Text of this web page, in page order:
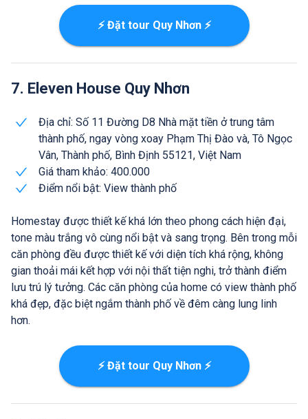
⚡ Đặt tour Quy Nhơn ⚡
7. Eleven House Quy Nhơn
Địa chỉ: Số 11 Đường D8 Nhà mặt tiền ở trung tâm
thành phố, ngay vòng xoay Phạm Thị Đào và, Tô Ngọc
Vân, Thành phố, Bình Định 55121, Việt Nam
Giá tham khảo: 400.000
Điểm nổi bật: View thành phố
Homestay được thiết kế khá lớn theo phong cách hiện đại,
tone màu trắng vô cùng nổi bật và sang trọng. Bên trong mỗi
căn phòng đều được thiết kế với diện tích khá rộng, không
gian thoải mái kết hợp với nội thất tiện nghi, trở thành điểm
lưu trú lý tưởng. Các căn phòng của home có view thành phố
khá đẹp, đặc biệt ngắm thành phố về đêm càng lung linh
hơn.
⚡ Đặt tour Quy Nhơn ⚡